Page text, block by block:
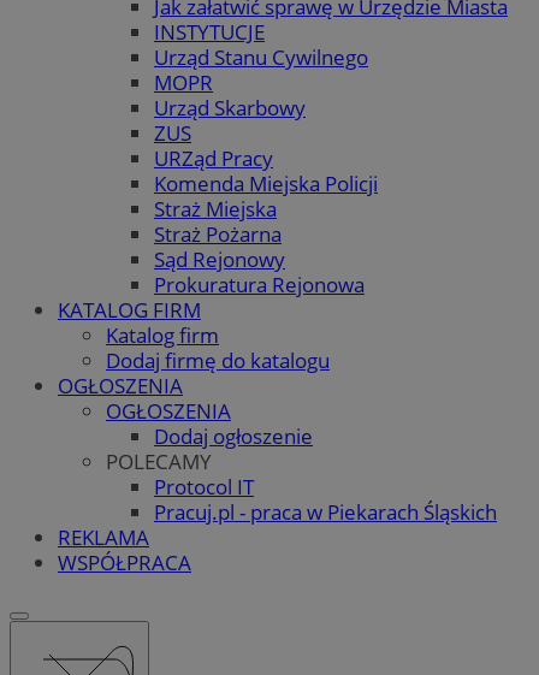
Jak załatwić sprawę w Urzędzie Miasta
INSTYTUCJE
Urząd Stanu Cywilnego
MOPR
Urząd Skarbowy
ZUS
URZąd Pracy
Komenda Miejska Policji
Straż Miejska
Straż Pożarna
Sąd Rejonowy
Prokuratura Rejonowa
KATALOG FIRM
Katalog firm
Dodaj firmę do katalogu
OGŁOSZENIA
OGŁOSZENIA
Dodaj ogłoszenie
POLECAMY
Protocol IT
Pracuj.pl - praca w Piekarach Śląskich
REKLAMA
WSPÓŁPRACA